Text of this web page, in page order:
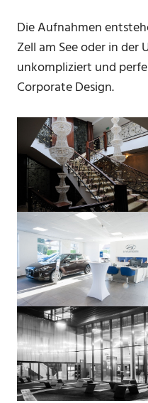
Die Aufnahmen
Zell am See oder in
unkompliziert und
Corporate Design.